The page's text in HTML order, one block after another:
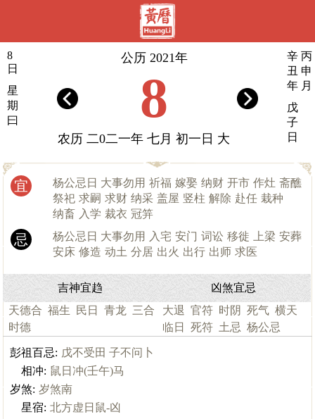
8
日
星
期
曰
辛
丑
年
丙
申
月
戊
子
日
公历 2021年
8
农历 二0二一年 七月 初一日 大
宜 杨公忌日 大事勿用 祈福 嫁娶 纳财 开市 作灶 斋醮
祭祀 求嗣 求财 纳采 盖屋 竖柱 解除 赴任 栽种
纳畜 入学 裁衣 冠笄
忌 杨公忌日 大事勿用 入宅 安门 词讼 移徙 上梁 安葬
安床 修造 动土 分居 出火 出行 出师 求医
吉神宜趋
天德合 福生 民日 青龙 三合
时德
凶煞宜忌
大退 官符 时阴 死气 横天
临日
死符 土忌 杨公忌
彭祖百忌: 戊不受田 子不问卜
相冲: 鼠日冲(壬午)马
岁煞: 岁煞南
星宿: 北方虚日鼠-凶